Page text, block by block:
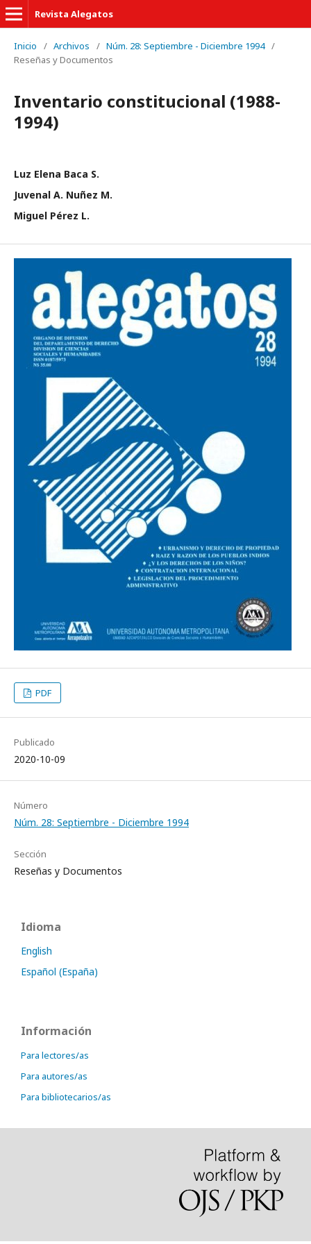
Revista Alegatos
Inicio / Archivos / Núm. 28: Septiembre - Diciembre 1994 /
Reseñas y Documentos
Inventario constitucional (1988-
1994)
Luz Elena Baca S.
Juvenal A. Nuñez M.
Miguel Pérez L.
PDF
Publicado
2020-10-09
Número
Núm. 28: Septiembre - Diciembre 1994
Sección
Reseñas y Documentos
Idioma
English
Español (España)
Información
Para lectores/as
Para autores/as
Para bibliotecarios/as